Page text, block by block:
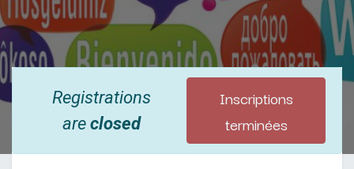
Registrations
areclosed
Inscriptions
terminées